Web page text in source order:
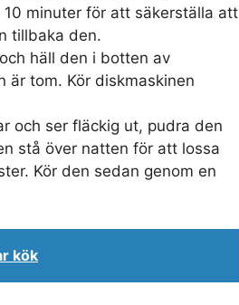
minuter för att säkerställa att
tillbaka den.
häll den i botten av
är tom. Kör diskmaskinen
och ser fläckig ut, pudra den
stå över natten för att lossa
Kör den sedan genom en
kök